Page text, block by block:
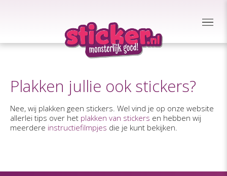
Plakken jullie ook stickers?
Nee, wij plakken geen stickers. Wel vind je op onze website
allerlei tips over het plakken van stickers en hebben wij
meerdere instructiefilmpjes die je kunt bekijken.